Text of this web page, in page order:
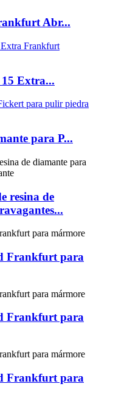
Abr...
Extra...
para P...
resina de
Frankfurt para
Frankfurt para
Frankfurt para